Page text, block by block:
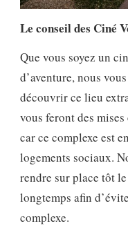
Le conseil des Ciné
Que vous soyez un
d’aventure, nous
découvrir ce lieu
vous feront des
car ce complexe est
logements sociaux.
rendre sur place tôt
longtemps afin
complexe.